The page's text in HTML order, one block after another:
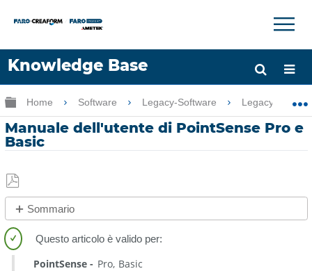
Knowledge Base
Lingua
Chiedere aiuto Accesso
×
Ingrandisci/riduci gerarchia globale
Home Software Legacy-Software Legacy-
Manuale dell'utente di PointSense Pro e
Basic
Salva
come
PDF
Sommario
Procedura
rapida
PointSense Pro Basic